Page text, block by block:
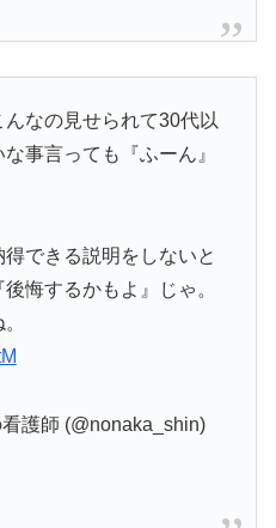
なの見せられて30代以
事言っても『ふーん』
できる説明をしないと
悔するかもよ』じゃ。
護師 (@nonaka_shin)